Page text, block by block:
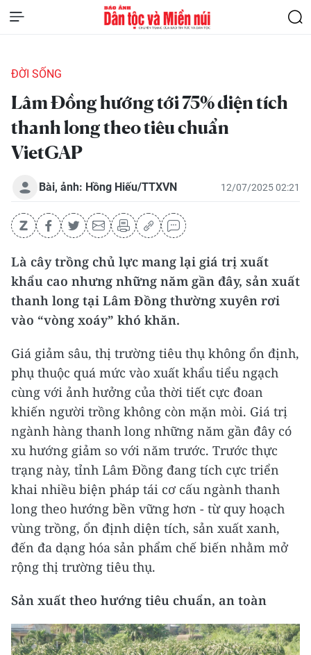
ĐỜI SỐNG
Lâm Đồng hướng tới 75% diện tích
thanh long theo tiêu chuẩn
VietGAP
Bài, ảnh: Hồng Hiếu/TTXVN 12/07/2025 02:21
Là cây trồng chủ lực mang lại giá trị xuất
khẩu cao nhưng những năm gần đây, sản xuất
thanh long tại Lâm Đồng thường xuyên rơi
vào “vòng xoáy” khó khăn.
Giá giảm sâu, thị trường tiêu thụ không ổn định,
phụ thuộc quá mức vào xuất khẩu tiểu ngạch
cùng với ảnh hưởng của thời tiết cực đoan
khiến người trồng không còn mặn mòi. Giá trị
ngành hàng thanh long những năm gần đây có
xu hướng giảm so với năm trước. Trước thực
trạng này, tỉnh Lâm Đồng đang tích cực triển
khai nhiều biện pháp tái cơ cấu ngành thanh
long theo hướng bền vững hơn - từ quy hoạch
vùng trồng, ổn định diện tích, sản xuất xanh,
đến đa dạng hóa sản phẩm chế biến nhằm mở
rộng thị trường tiêu thụ.
Sản xuất theo hướng tiêu chuẩn, an toàn